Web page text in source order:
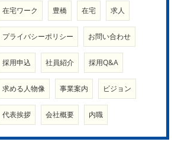
在宅ワーク 豊橋 在宅 求人
プライバシーポリシー お問い合わせ
採用申込 社員紹介 採用Q&A
求める人物像 事業案内 ビジョン
代表挨拶 会社概要 内職